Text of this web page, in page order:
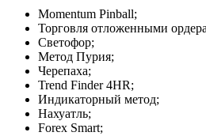
Momentum Pinball;
Торговля отложенными
Светофор;
Метод Пурия;
Черепаха;
Trend Finder 4HR;
Индикаторный метод;
Нахуатль;
Forex Smart;